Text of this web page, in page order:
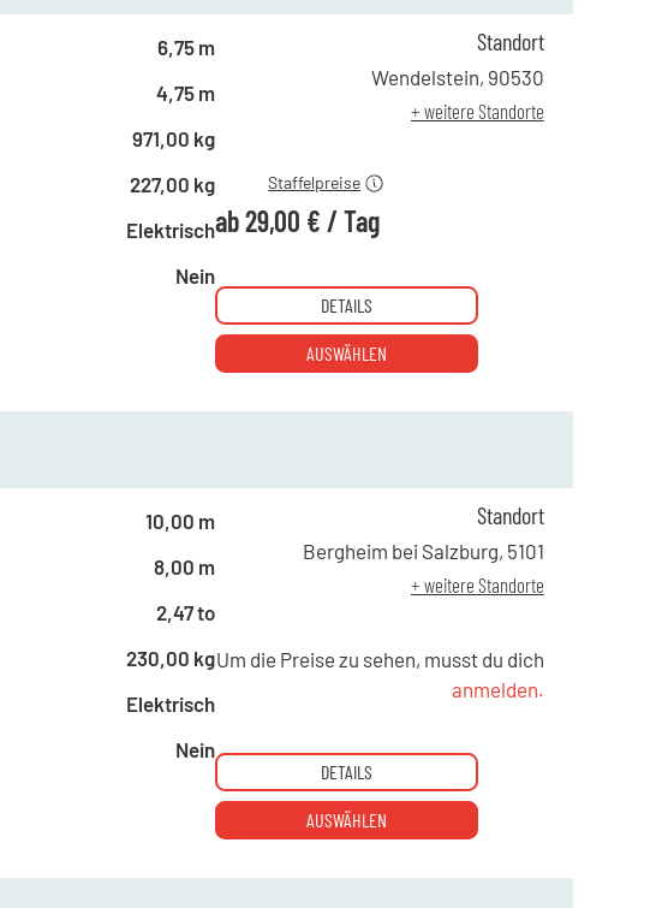
6,75 m
4,75 m
971,00 kg
227,00 kg
Elektrisch
Nein
ab 5 Tagen
ab 15 Tagen
ab 21 Tagen
Staffelpreise
ab29,00 € /Tag
Standort
Wendelstein, 90530
+ weitere Standorte
DETAILS
AUSWÄHLEN
10,00 m
8,00 m
2,47 to
230,00 kg
Elektrisch
Nein
Um die Preise zu sehen, musst du dich
anmelden.
Standort
Bergheim bei Salzburg, 5101
+ weitere Standorte
DETAILS
AUSWÄHLEN